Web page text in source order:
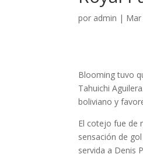
por admin |
Blooming tuvo
Tahuichi
boliviano y
El cotejo fue de
sensación de
servida a Denis